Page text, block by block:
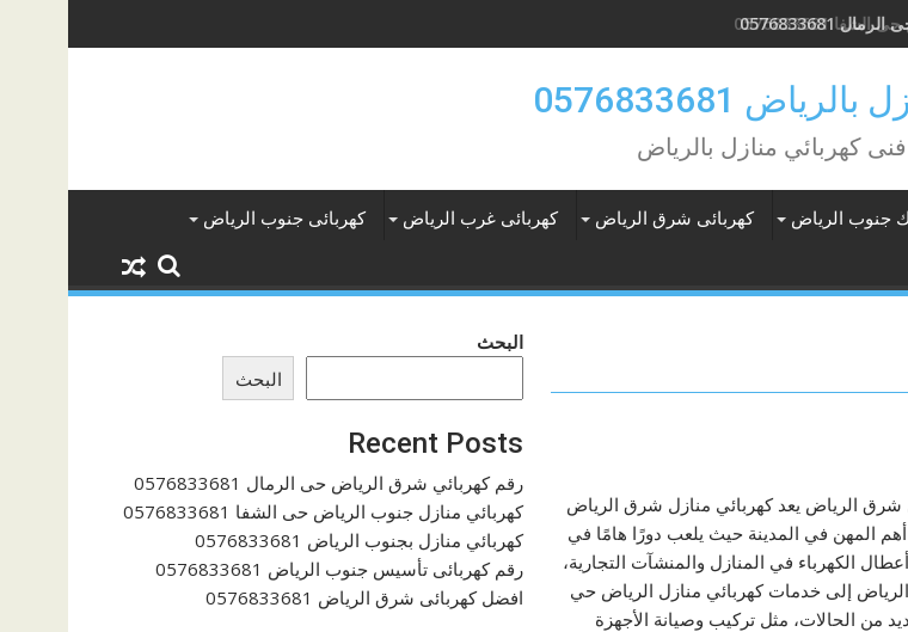
0576833681
0576833681
0576833681
كهربائي منازل بالرياض
جنوب الرياض كهربائى شرق الرياض كهربائى غرب الرياض كهربائى جنوب الرياض
شرق الرياض يعد كهربائي منازل شرق الرياض
المهن في المدينة حيث يلعب دورًا هامًا في
الكهرباء في المنازل والمنشآت التجارية،
إلى خدمات كهربائي منازل الرياض حي
من الحالات، مثل تركيب وصيانة الأجهزة
البحث
البحث
Recent Posts
رقم كهربائي شرق الرياض حى الرمال 0576833681
كهربائي منازل جنوب الرياض حى الشفا 0576833681
كهربائي منازل بجنوب الرياض 0576833681
رقم كهربائى تأسيس جنوب الرياض 0576833681
افضل كهربائى شرق الرياض 0576833681